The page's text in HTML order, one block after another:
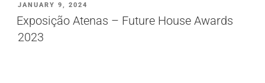
PUBLICADO
EM
JANUARY 9, 2024
Exposição Atenas – Future House Awards
2023